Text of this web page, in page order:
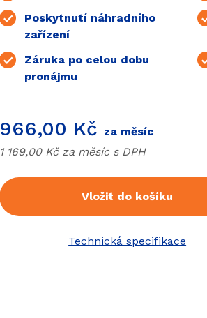
Poskytnutí náhradního
zařízení
Záruka po celou dobu
pronájmu
Cena
966,00 Kč za měsíc
Cena bezDPH
1 169,00 Kč za měsíc s DPH
Vložit do košíku
Technická specifikace